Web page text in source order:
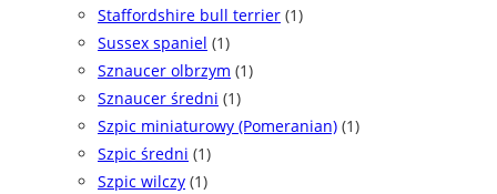
Staffordshire bull terrier (1)
Sussex spaniel (1)
Sznaucer olbrzym (1)
Sznaucer średni (1)
Szpic miniaturowy (Pomeranian) (1)
Szpic średni (1)
Szpic wilczy (1)